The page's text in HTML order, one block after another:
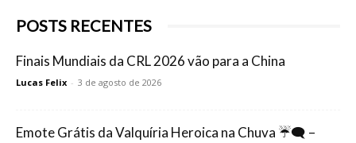
POSTS RECENTES
Finais Mundiais da CRL 2026 vão para a China
Lucas Felix - 3 de agosto de 2026
Emote Grátis da Valquíria Heroica na Chuva ☔🗨️ –